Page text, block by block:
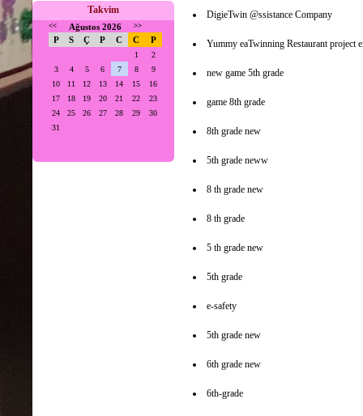
Takvim
<< Ağustos 2026 >>
P S Ç P C C P
1
2
3
4 5 6 7 8
9
10
11 12 13 14 15
16
17
18 19 20 21 22
23
24
25 26 27 28 29
30
31
DigieTwin @ssistance Company
Yummy eaTwinning Restaurant project
new game 5th grade
game 8th grade
8th grade new
5th grade neww
8 th grade new
8 th grade
5 th grade new
5th grade
e-safety
5th grade new
6th grade new
6th-grade